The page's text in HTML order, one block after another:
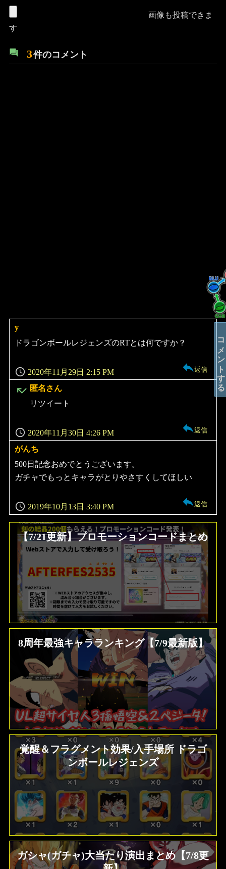
画像も投稿できま
す
3件のコメント
y
よ
り:
2020年11月29日 2:15 PM
ドラゴンボールレジェンズのRTとは何ですか？
返信
匿名さん
よ
2020年11月30日 4:26 PM
リツイート
返信
がんち
よ
り:
2019年10月13日 3:40 PM
500日記念おめでとうございます。
ガチャでもっとキャラがとりやさすくしてほしい
返信
【7/21更新】プロモーションコードまとめ
8周年最強キャラランキング【7/9最新版】
覚醒＆フラグメント効果/入手場所 ドラゴ
ンボールレジェンズ
ガシャ(ガチャ)大当たり演出まとめ【7/8更
コメントする